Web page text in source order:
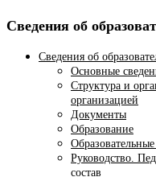
Сведения об
Сведения об
Основные
Структура и
организацией
Документы
Образование
Руководство.
состав